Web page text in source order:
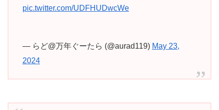
pic.twitter.com/UDFHUDwcWe
— らど@万年ぐーたら (@aurad119) May 23,
2024